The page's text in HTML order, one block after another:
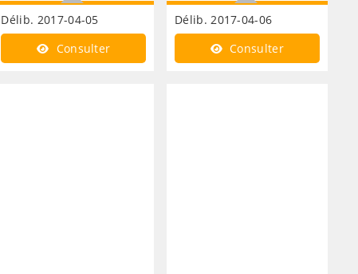
Délib. 2017-04-05
Site Cambrai-Epinoy
ancienne base aérienne
Consulter
Délib. 2017-04-06
Aménagement du pole gare
convention relative à
Consulter